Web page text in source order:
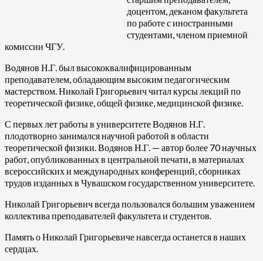
доцентом, деканом факультета
по работе с иностранными
студентами, членом приемной
комиссии ЧГУ.
Водянов Н.Г. был высококвалифицированным
преподавателем, обладающим высоким педагогическим
мастерством. Николай Григорьевич читал курсы лекций по
теоретической физике, общей физике, медицинской физике.
С первых лет работы в университете Водянов Н.Г.
плодотворно занимался научной работой в области
теоретической физики. Водянов Н.Г. — автор более 70 научных
работ, опубликованных в центральной печати, в материалах
всероссийских и международных конференций, сборниках
трудов изданных в Чувашском государственном университете.
Николай Григорьевич всегда пользовался большим уважением
коллектива преподавателей факультета и студентов.
Память о Николай Григорьевиче навсегда останется в наших
сердцах.